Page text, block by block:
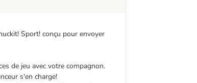
Sport! conçu pour envoyer
de jeu avec votre compagnon.
s'en charge!